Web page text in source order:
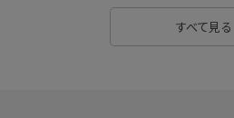
すべて見る